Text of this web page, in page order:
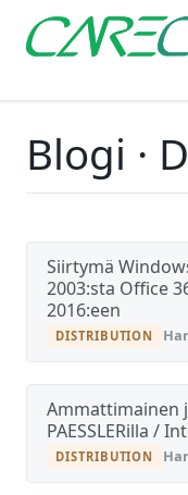
Blogi ·
Siirtymä
2003:sta Office
2016:een
DISTRIBUTION
Ammattimainen
PAESSLERilla /
DISTRIBUTION